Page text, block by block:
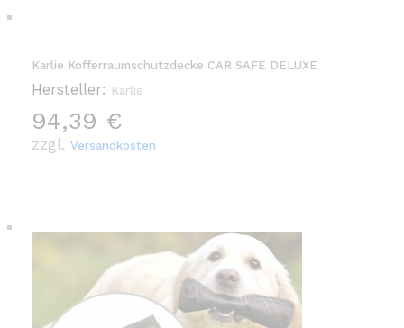
Karlie Kofferraumschutzdecke CAR SAFE DELUXE
Hersteller: Karlie
94,39 €
zzgl. Versandkosten